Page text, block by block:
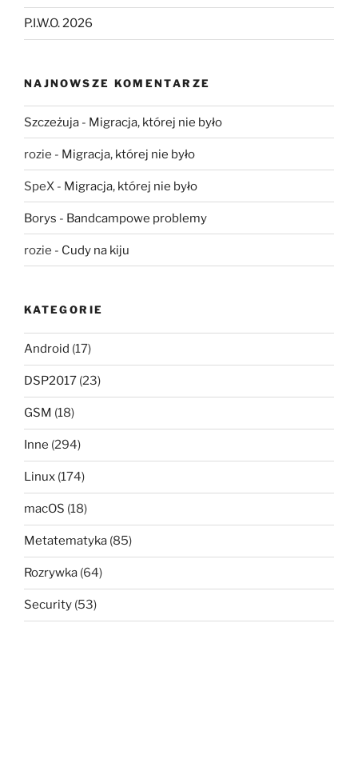
P.I.W.O. 2026
NAJNOWSZE KOMENTARZE
Szczeżuja - Migracja, której nie było
rozie - Migracja, której nie było
SpeX - Migracja, której nie było
Borys - Bandcampowe problemy
rozie - Cudy na kiju
KATEGORIE
Android (17)
DSP2017 (23)
GSM (18)
Inne (294)
Linux (174)
macOS (18)
Metatematyka (85)
Rozrywka (64)
Security (53)